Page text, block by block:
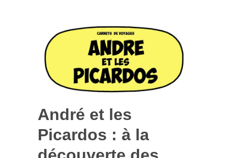
André et les
Picardos : à la